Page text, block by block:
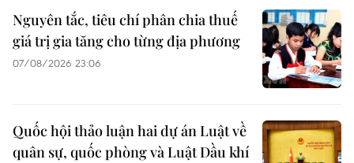
Nguyên tắc, tiêu chí phân chia thuế
giá trị gia tăng cho từng địa phương
07/08/2026 23:06
Quốc hội thảo luận hai dự án Luật về
quân sự, quốc phòng và Luật Dầu khí